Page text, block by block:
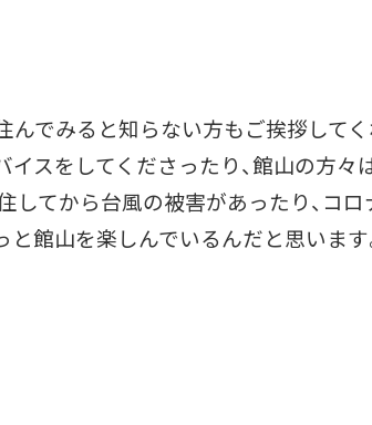
でみると知らない方もご挨拶してく
スをしてくださったり、館山の方々
してから台風の被害があったり、コ
館山を楽しんでいるんだと思います